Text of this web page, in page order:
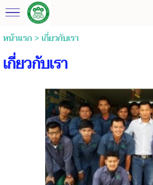
หน้าแรก>เกี่ยวกับเรา
เกี่ยวกับเรา